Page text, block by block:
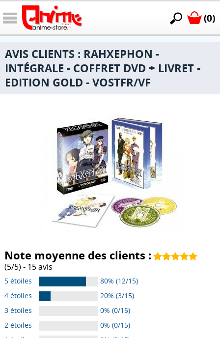
(0)
AVIS CLIENTS : RAHXEPHON -
INTÉGRALE - COFFRET DVD + LIVRET -
EDITION GOLD - VOSTFR/VF
Note moyenne des clients :
(5/5) - 15avis
5 étoiles
80% (12/15)
4 étoiles
20% (3/15)
3 étoiles
0% (0/15)
2 étoiles
0% (0/15)